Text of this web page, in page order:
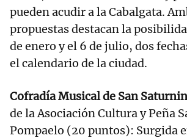
pueden acudir a la Cabalgata.
propuestas destacan la
de enero y el 6 de julio, dos
el calendario de la ciudad.
Cofradía Musical de San
de la Asociación Cultura y Peña
Pompaelo (20 puntos): Surgida